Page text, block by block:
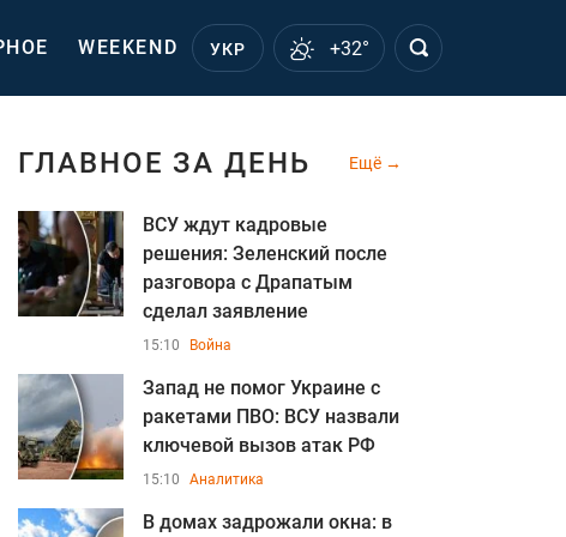
WEEKEND УКР +32°
ГЛАВНОЕ ЗА ДЕНЬ Ещё
ВСУ ждут кадровые
решения: Зеленский после
разговора с Драпатым
сделал заявление
15:10 Война
Запад не помог Украине с
ракетами ПВО: ВСУ назвали
ключевой вызов атак РФ
15:10 Аналитика
В домах задрожали окна: в